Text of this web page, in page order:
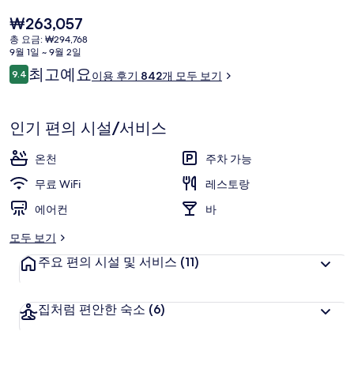
코
다
테
의
진
갤
러
리
현
재
가
격
은
₩263,057
총 요금: ₩294,768
9월 1일 ~ 9월 2일
이
용
기
9.410점 만점 중 9.4점.
최고예요이용 후기 842개 모두 보기
인기 편의 시설/서비스
온천
주차 가능
무료 WiFi
레스토랑
에어컨
바
모두 보기
주요 편의 시설 및 서비스 (11)
집처럼 편안한 숙소 (6)